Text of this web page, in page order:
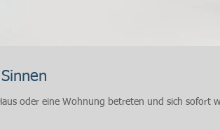
oder eine Wohnung betreten und sich sofort